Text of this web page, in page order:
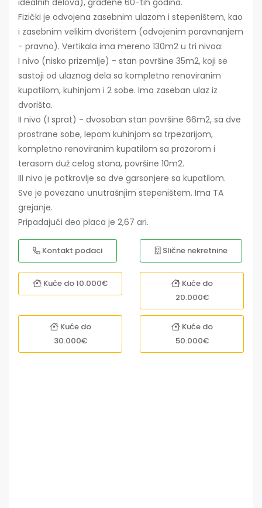
idealnih delova), građene 60-tih godina.
Fizički je odvojena zasebnim ulazom i stepeništem, kao
i zasebnim velikim dvorištem (odvojenim poravnanjem
- pravno). Vertikala ima mereno 130m2 u tri nivoa:
I nivo (nisko prizemlje) - stan površine 35m2, koji se
sastoji od ulaznog dela sa kompletno renoviranim
kupatilom, kuhinjom i 2 sobe. Ima zaseban ulaz iz
dvorišta.
II nivo (I sprat) - dvosoban stan površine 66m2, sa dve
prostrane sobe, lepom kuhinjom sa trpezarijom,
kompletno renoviranim kupatilom sa prozorom i
terasom duž celog stana, površine 10m2.
III nivo je potkrovlje sa dve garsonjere sa kupatilom.
Sve je povezano unutrašnjim stepeništem. Ima TA
grejanje.
Pripadajući deo placa je 2,67 ari.
Kontakt podaci Slične nekretnine
Kuće do 10.000€
Kuće do
20.000€
Kuće do
30.000€
Kuće do
50.000€